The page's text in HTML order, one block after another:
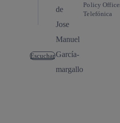
Policy
Telefónica
Escuchar